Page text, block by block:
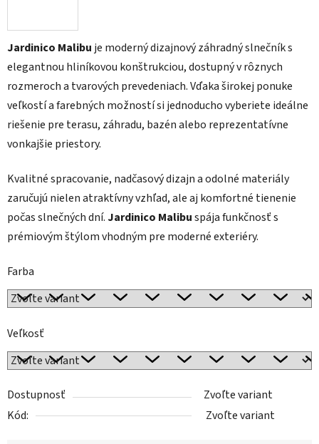
Jardinico Malibu je moderný dizajnový záhradný slnečník s
elegantnou hliníkovou konštrukciou, dostupný v rôznych
rozmeroch a tvarových prevedeniach. Vďaka širokej ponuke
veľkostí a farebných možností si jednoducho vyberiete ideálne
riešenie pre terasu, záhradu, bazén alebo reprezentatívne
vonkajšie priestory.
Kvalitné spracovanie, nadčasový dizajn a odolné materiály
zaručujú nielen atraktívny vzhľad, ale aj komfortné tienenie
počas slnečných dní. Jardinico Malibuspája funkčnosť s
prémiovým štýlom vhodným pre moderné exteriéry.
Farba
Veľkosť
Dostupnosť
Zvoľte variant
Kód:
Zvoľte variant